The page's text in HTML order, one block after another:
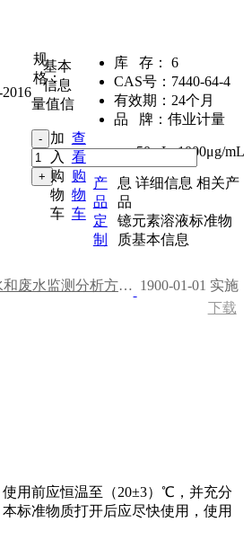
库 存：
6
CAS号： 7440-64-4
有效期： 24个月
品 牌： 伟业计量
规
格：
50mL,1000μg/mL
加
入
购
物
车
查
看
购
物
车
产
品
定
制
基本
信息
量值信
息 详细信息 相关产
品
镱元素溶液标准物
质基本信息
WYJLBZ-0011 水和废水监测分析方法（第四版）
1900-01-01 实施
下载
用前应恒温至（20±3）℃，并充分
标准物质打开后应尽快使用，使用